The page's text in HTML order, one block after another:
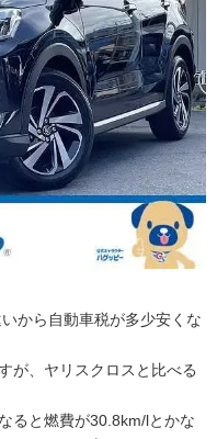
から自動車税が多少安くな
が、ヤリスクロスと比べる
ると燃費が30.8km/lとかな